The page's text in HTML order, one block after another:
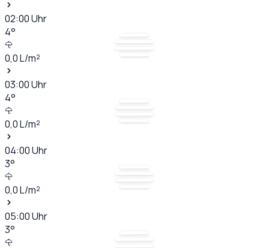
02:00Uhr
4°
0,0L/m²
03:00Uhr
4°
0,0L/m²
04:00Uhr
3°
0,0L/m²
05:00Uhr
3°